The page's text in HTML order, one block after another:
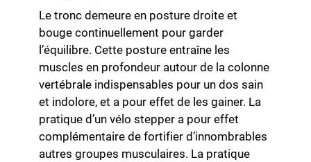
Le tronc demeure en posture droite et
bouge continuellement pour garder
l’équilibre. Cette posture entraîne les
muscles en profondeur autour de la colonne
vertébrale indispensables pour un dos sain
et indolore, et a pour effet de les gainer. La
pratique d’un vélo stepper a pour effet
complémentaire de fortifier d’innombrables
autres groupes musculaires. La pratique